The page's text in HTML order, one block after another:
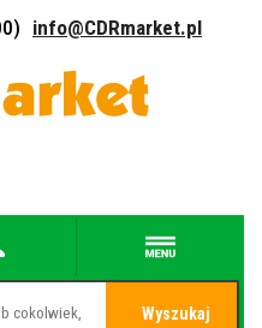
info@CDRmarket.pl
Wyszukaj